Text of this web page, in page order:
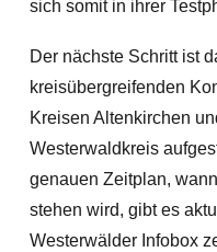
sich somit in ihrer
Der nächste Schritt ist
kreisübergreifenden
Kreisen Altenkirchen
Westerwaldkreis
genauen Zeitplan,
stehen wird, gibt es
Westerwälder Infobox